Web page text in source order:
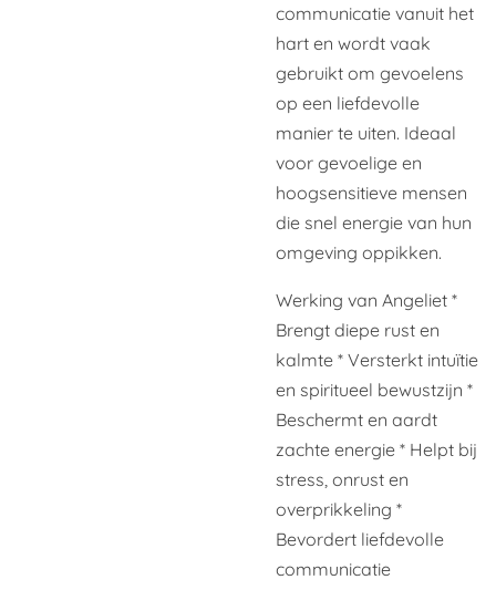
communicatie vanuit het
hart en wordt vaak
gebruikt om gevoelens
op een liefdevolle
manier te uiten. Ideaal
voor gevoelige en
hoogsensitieve mensen
die snel energie van hun
omgeving oppikken.
Werking van Angeliet *
Brengt diepe rust en
kalmte * Versterkt intuïtie
en spiritueel bewustzijn *
Beschermt en aardt
zachte energie * Helpt bij
stress, onrust en
overprikkeling *
Bevordert liefdevolle
communicatie